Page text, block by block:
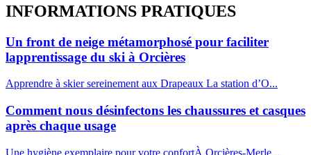
INFORMATIONS PRATIQUES
Un front de neige métamorphosé pour faciliter
lapprentissage du ski à Orcières
Apprendre à skier sereinement aux Drapeaux La station d’O...
Comment nous désinfectons les chaussures et casques
après chaque usage
Une hygiène exemplaire pour votre confortÀ Orcières-Merle...